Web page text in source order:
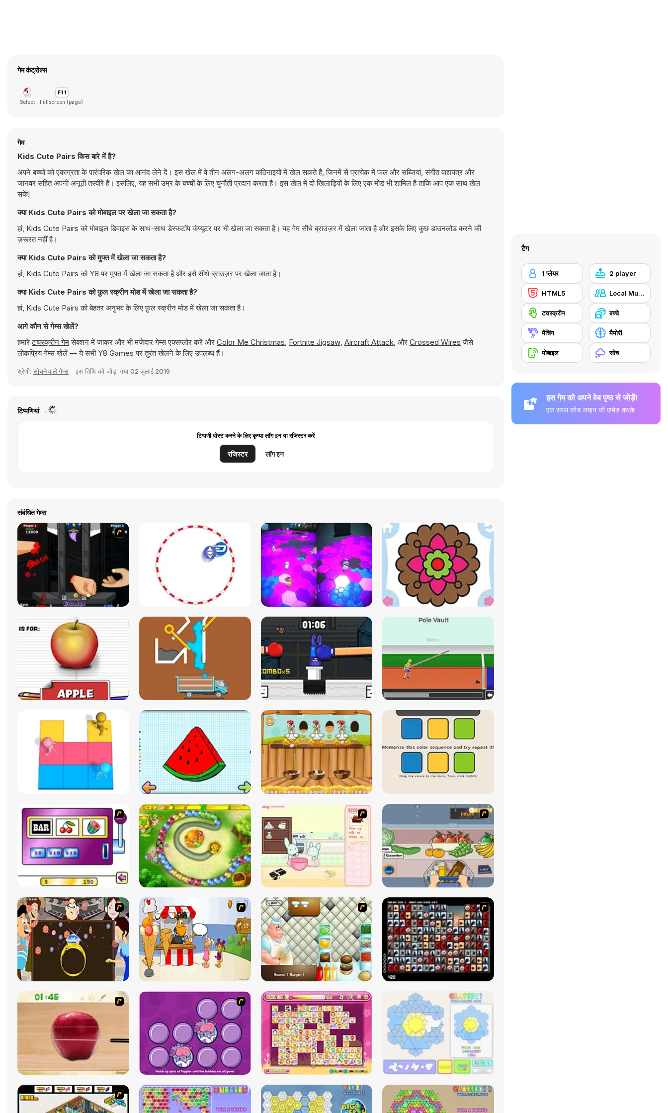
गेम कंट्रोल्स
Select Fullscreen (page)
गेम
Kids Cute Pairs किस बारे में है?
अपने बच्चों को एकाग्रता के पारंपरिक खेल का आनंद लेने दें। इस खेल में वे तीन अलग-अलग कठिनाइयों में खेल सकते हैं, जिनमें से प्रत्येक में फल और सब्जियां, संगीत वाद्ययंत्र और
जानवर सहित अपनी अनूठी तस्वीरें हैं। इसलिए, यह सभी उम्र के बच्चों के लिए चुनौती प्रदान करता है। इस खेल में दो खिलाड़ियों के लिए एक मोड भी शामिल है ताकि आप एक साथ खेल
सकें!
क्या Kids Cute Pairs को मोबाइल पर खेला जा सकता है?
हां, Kids Cute Pairs को मोबाइल डिवाइस के साथ-साथ डेस्कटॉप कंप्यूटर पर भी खेला जा सकता है। यह गेम सीधे ब्राउज़र में खेला जाता है और इसके लिए कुछ डाउनलोड करने की
ज़रूरत नहीं है।
क्या Kids Cute Pairs को मुफ्त में खेला जा सकता है?
हां, Kids Cute Pairs को Y8 पर मुफ्त में खेला जा सकता है और इसे सीधे ब्राउज़र पर खेला जाता है।
क्या Kids Cute Pairs को फ़ुल स्क्रीन मोड में खेला जा सकता है?
हां, Kids Cute Pairs को बेहतर अनुभव के लिए फ़ुल स्क्रीन मोड में खेला जा सकता है।
आगे कौन से गेम्स खेलें?
हमारेटचस्क्रीन गेमसेक्शन में जाकर और भी मज़ेदार गेम्स एक्सप्लोर करें और Color Me Christmas, Fortnite Jigsaw, Aircraft Attack, और Crossed Wires जैसे
लोकप्रिय गेम्स खेलें — ये सभी Y8 Games पर तुरंत खेलने के लिए उपलब्ध हैं।
श्रेणी: सोचने वाले गेम्स इस तिथि को जोड़ा गया 02 जुलाई 2019
टिप्पणियां
टिप्पणी पोस्ट करने के लिए कृप्या लॉग इन या रजिस्टर करें
रजिस्टर लॉग इन
संबंधित गेम्स
टैग
1 प्लेयर 2 player
HTML5 Local Multiplayer
टचस्क्रीन बच्चे
मैचिंग मैमोरी
मोबाइल सोच
इस गेम को अपने वेब पृष्ठ से जोड़ें!
एक सरल कोड लाइन को एम्बेड करके